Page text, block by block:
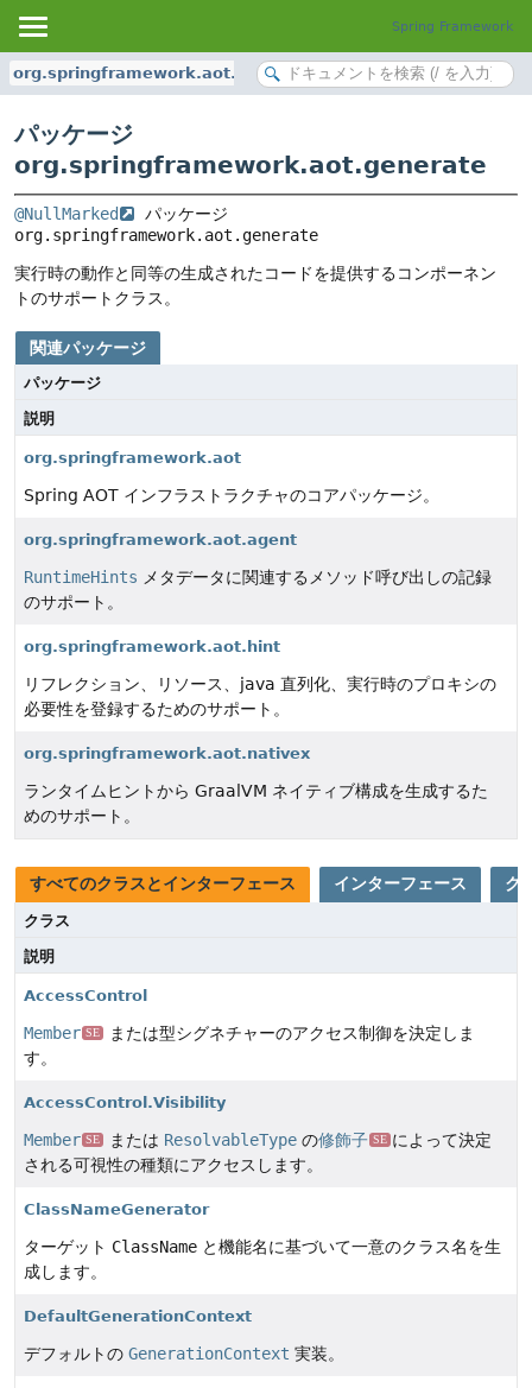
Spring Framework
org.springframework.aot.generate
パッケージ
org.springframework.aot.generate
@NullMarked
org.springframework.aot.generate
実行時の動作と同等の生成されたコードを提供するコンポーネン
トのサポートクラス。
関連パッケージ
パッケージ
説明
org.springframework.aot
Spring AOT インフラストラクチャのコアパッケージ。
org.springframework.aot.agent
RuntimeHints メタデータに関連するメソッド呼び出しの記録
のサポート。
org.springframework.aot.hint
リフレクション、リソース、java 直列化、実行時のプロキシの
必要性を登録するためのサポート。
org.springframework.aot.nativex
ランタイムヒントから GraalVM ネイティブ構成を生成するた
めのサポート。
すべてのクラスとインターフェース インターフェース ク
クラス
説明
AccessControl
Member SE
または型シグネチャーのアクセス制御を決定しま
す。
AccessControl.Visibility
Member SE または ResolvableType の修飾子 SE によって決定
される可視性の種類にアクセスします。
ClassNameGenerator
ターゲット ClassName と機能名に基づいて一意のクラス名を生
成します。
DefaultGenerationContext
デフォルトの GenerationContext 実装。